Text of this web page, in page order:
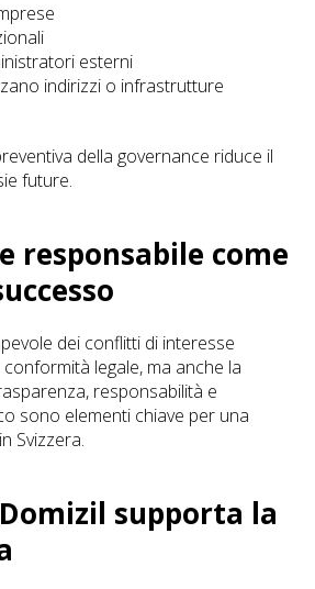
esterni
indirizzi o infrastrutture
della governance riduce il
future.
responsabile come
dei conflitti di interesse
legale, ma anche la
responsabilità e
sono elementi chiave per una
Svizzera.
supporta la